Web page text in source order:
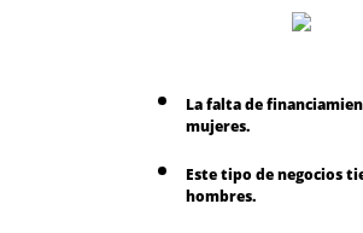
La falta de
mujeres.
Este tipo de negocios
hombres.